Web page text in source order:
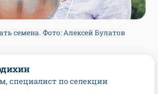
семена. Фото: Алексей Булатов
специалист по селекции